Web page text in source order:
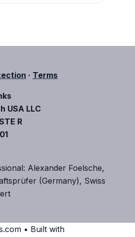
· Terms
USA LLC
R
Alexander Foelsche,
(Germany), Swiss
• Built with